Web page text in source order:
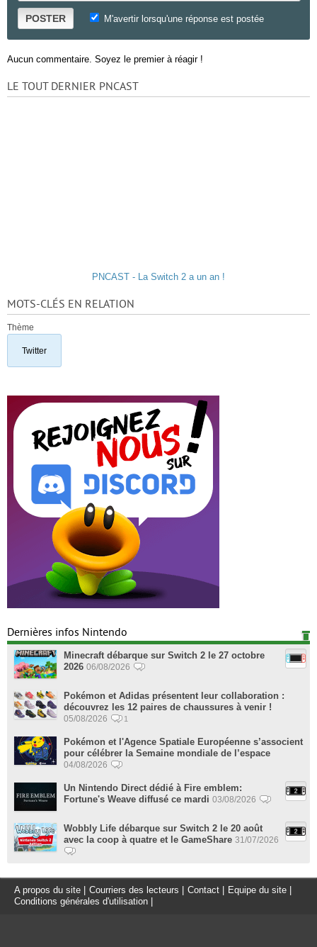
POSTER M'avertir lorsqu'une réponse est postée
Aucun commentaire. Soyez le premier à réagir !
LE TOUT DERNIER PNCAST
PNCAST - La Switch 2 a un an !
MOTS-CLÉS EN RELATION
Thème
Twitter
Dernières infos Nintendo
Minecraft débarque sur Switch 2 le 27 octobre
2026 06/08/2026
Pokémon et Adidas présentent leur collaboration :
découvrez les 12 paires de chaussures à venir !
05/08/2026 1
Pokémon et l'Agence Spatiale Européenne s’associent
pour célébrer la Semaine mondiale de l’espace
04/08/2026
Un Nintendo Direct dédié à Fire emblem:
Fortune's Weave diffusé ce mardi 03/08/2026
Wobbly Life débarque sur Switch 2 le 20 août
avec la coop à quatre et le GameShare 31/07/2026
A propos du site Courriers des lecteurs Contact Equipe du site
Conditions générales d'utilisation